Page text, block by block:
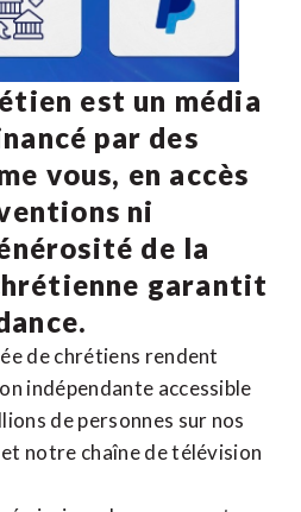
est un média
par des
vous, en accès
ni
de la
garantit
de chrétiens rendent
indépendante accessible
de personnes sur nos
et notre chaîne de télévision